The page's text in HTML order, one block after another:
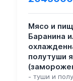
Мясо и
Баранина
полутуши
- туши и